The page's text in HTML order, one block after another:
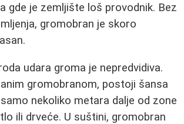
gde je zemljište loš provodnik. Bez
gromobran je skoro
udara groma je nepredvidiva.
gromobranom, postoji šansa
nekoliko metara dalje od zone
ili drveće. U suštini, gromobran